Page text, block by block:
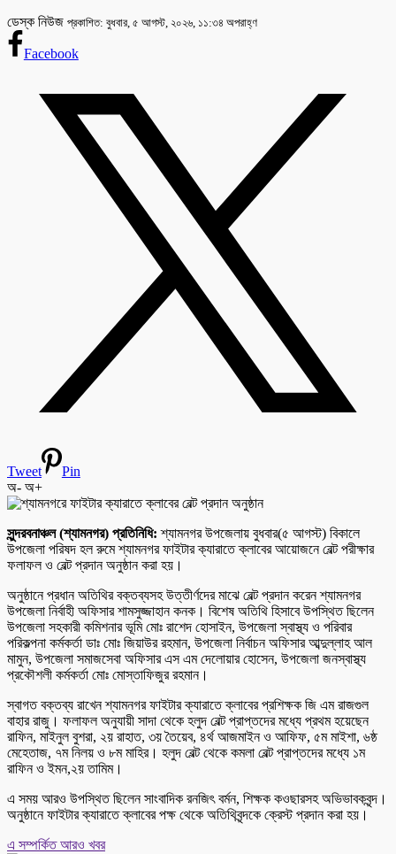
ডেস্ক নিউজ প্রকাশিত: বুধবার, ৫ আগস্ট, ২০২৬, ১১:৩৪ অপরাহ্ণ
Facebook
Tweet
Pin
অ- অ+
সুন্দরবনাঞ্চল (শ্যামনগর) প্রতিনিধি: শ্যামনগর উপজেলায় বুধবার(৫ আগস্ট) বিকালে
উপজেলা পরিষদ হল রুমে শ্যামনগর ফাইটার ক্যারাতে ক্লাবের আয়োজনে বেল্ট পরীক্ষার
ফলাফল ও বেল্ট প্রদান অনুষ্ঠান করা হয়।
অনুষ্ঠানে প্রধান অতিথির বক্তব্যসহ উত্তীর্ণদের মাঝে বেল্ট প্রদান করেন শ্যামনগর
উপজেলা নির্বাহী অফিসার শামসুজ্জাহান কনক। বিশেষ অতিথি হিসাবে উপস্থিত ছিলেন
উপজেলা সহকারী কমিশনার ভূমি মোঃ রাশেদ হোসাইন, উপজেলা স্বাস্থ্য ও পরিবার
পরিকল্পনা কর্মকর্তা ডাঃ মোঃ জিয়াউর রহমান, উপজেলা নির্বাচন অফিসার আব্দুল্লাহ আল
মামুন, উপজেলা সমাজসেবা অফিসার এস এম দেলোয়ার হোসেন, উপজেলা জনস্বাস্থ্য
প্রকৌশলী কর্মকর্তা মোঃ মোস্তাফিজুর রহমান।
স্বাগত বক্তব্য রাখেন শ্যামনগর ফাইটার ক্যারাতে ক্লাবের প্রশিক্ষক জি এম রাজগুল
বাহার রাজু। ফলাফল অনুযায়ী সাদা থেকে হলুদ বেল্ট প্রাপ্তদের মধ্যে প্রথম হয়েছেন
রাফিন, মাইনুল বুশরা, ২য় রাহাত, ৩য় তৈয়েব, ৪র্থ আজমাইন ও আফিফ, ৫ম মাইশা, ৬ষ্ঠ
মেহেতাজ, ৭ম নিলয় ও ৮ম মাহির। হলুদ বেল্ট থেকে কমলা বেল্ট প্রাপ্তদের মধ্যে ১ম
রাফিন ও ইমন,২য় তামিম।
এ সময় আরও উপস্থিত ছিলেন সাংবাদিক রনজিৎ বর্মন, শিক্ষক কওছারসহ অভিভাবকবৃন্দ।
অনুষ্ঠানে ফাইটার ক্যারাতে ক্লাবের পক্ষ থেকে অতিথিবৃন্দকে ক্রেস্ট প্রদান করা হয়।
এ সম্পর্কিত আরও খবর